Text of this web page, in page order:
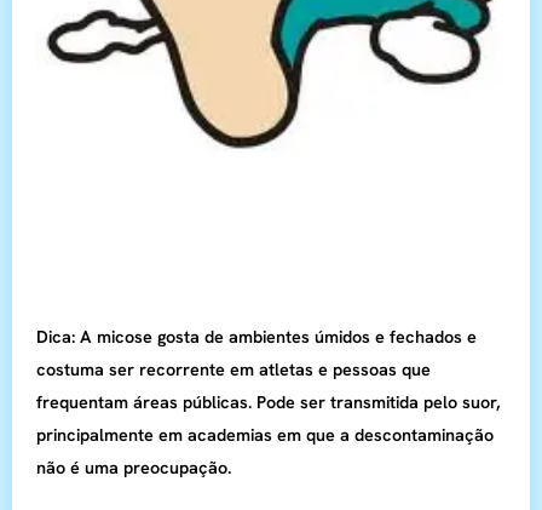
Dica: A micose gosta de ambientes úmidos e fechados e
costuma ser recorrente em atletas e pessoas que
frequentam áreas públicas. Pode ser transmitida pelo suor,
principalmente em academias em que a descontaminação
não é uma preocupação.